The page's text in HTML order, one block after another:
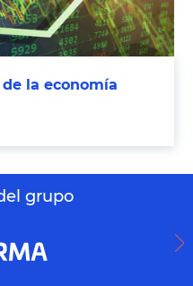
la economía
grupo